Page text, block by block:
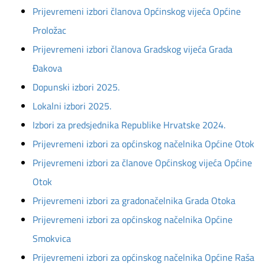
Prijevremeni izbori članova Općinskog vijeća Općine
Proložac
Prijevremeni izbori članova Gradskog vijeća Grada
Đakova
Dopunski izbori 2025.
Lokalni izbori 2025.
Izbori za predsjednika Republike Hrvatske 2024.
Prijevremeni izbori za općinskog načelnika Općine Otok
Prijevremeni izbori za članove Općinskog vijeća Općine
Otok
Prijevremeni izbori za gradonačelnika Grada Otoka
Prijevremeni izbori za općinskog načelnika Općine
Smokvica
Prijevremeni izbori za općinskog načelnika Općine Raša